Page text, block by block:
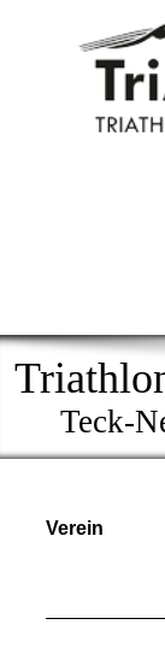
Teck-
Verein